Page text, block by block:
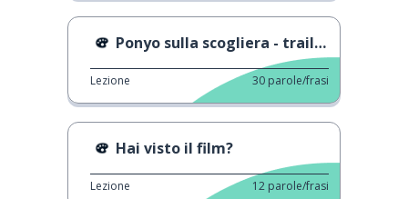
Ponyo sulla scogliera - trailer ufficiale
Lezione 30 parole/frasi
Hai visto il film?
Lezione 12 parole/frasi